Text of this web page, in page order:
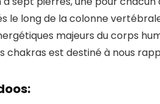
le long de la colonne
majeurs du corps
chakras est destiné à nous